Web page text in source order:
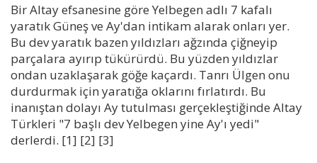
Bir Altay efsanesine göre Yelbegen adlı 7 kafalı
yaratık Güneş ve Ay'dan intikam alarak onları yer.
Bu dev yaratık bazen yıldızları ağzında çiğneyip
parçalara ayırıp tükürürdü. Bu yüzden yıldızlar
ondan uzaklaşarak göğe kaçardı. Tanrı Ülgen onu
durdurmak için yaratığa oklarını fırlatırdı. Bu
inanıştan dolayı Ay tutulması gerçekleştiğinde Altay
Türkleri "7 başlı dev Yelbegen yine Ay'ı yedi"
derlerdi. [1] [2] [3]